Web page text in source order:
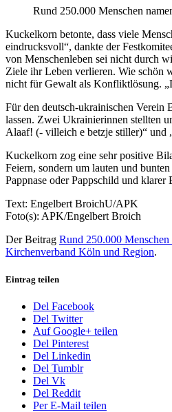
Rund 250.000 Menschen
Kuckelkorn betonte, dass viele
eindrucksvoll“, dankte der
von Menschenleben sei nicht durch
Ziele ihr Leben verlieren. Wie schön
nicht für Gewalt als Konfliktlösung.
Für den deutsch-ukrainischen
lassen. Zwei Ukrainierinnen stellten
Alaaf! (- villeich e betzje stiller)“ und
Kuckelkorn zog eine sehr positive
Feiern, sondern um lauten und
Pappnase oder Pappschild und
Text: Engelbert BroichU/APK
Foto(s): APK/Engelbert Broich
Der Beitrag Rund 250.000
Kirchenverband Köln und Region.
Eintrag teilen
Del Facebook
Del Twitter
Auf Google+ teilen
Del Pinterest
Del Linkedin
Del Tumblr
Del Vk
Del Reddit
Per E-Mail teilen